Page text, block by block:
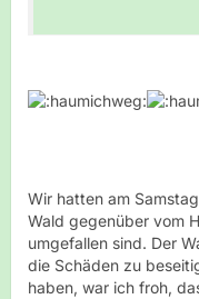
Wir hatten am
Wald gegenüber vom
umgefallen sind. Der
die Schäden zu
haben, war ich froh,